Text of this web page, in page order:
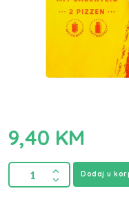
9,40 KM
Dodaj u